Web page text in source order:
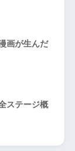
画が生んだ
ステージ概